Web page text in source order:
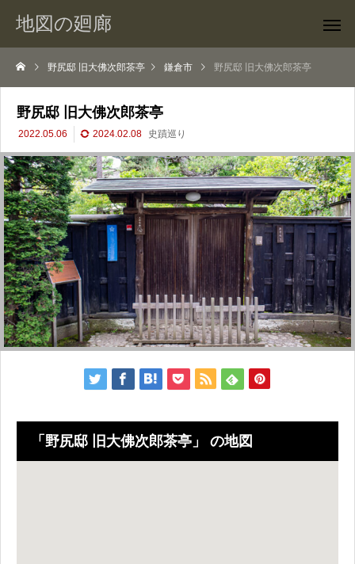
地図の廻廊
野尻邸 旧大佛次郎茶亭 鎌倉市 野尻邸 旧大佛次郎茶亭
野尻邸 旧大佛次郎茶亭
2022.05.06 2024.02.08 史蹟巡り
「野尻邸 旧大佛次郎茶亭」 の地図